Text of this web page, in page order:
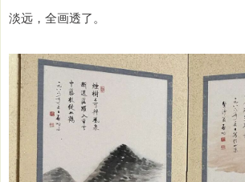
淡远，全画透了。